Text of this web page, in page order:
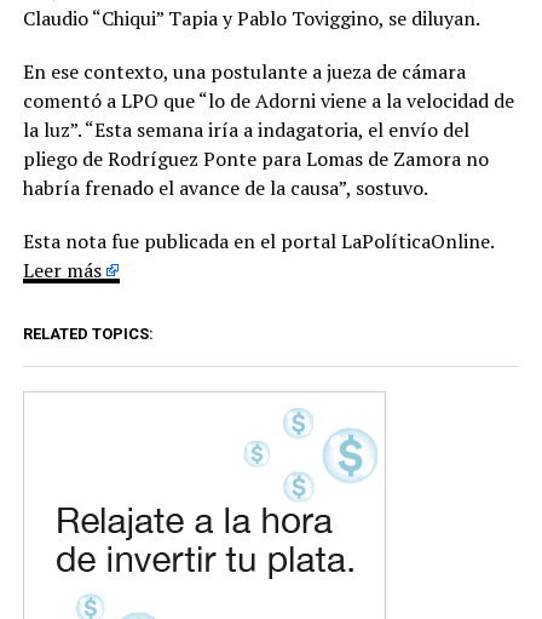
Claudio “Chiqui” Tapia y Pablo Toviggino, se diluyan.
En ese contexto, una postulante a jueza de cámara
comentó a LPO que “lo de Adorni viene a la velocidad de
la luz”. “Esta semana iría a indagatoria, el envío del
pliego de Rodríguez Ponte para Lomas de Zamora no
habría frenado el avance de la causa”, sostuvo.
Esta nota fue publicada en el portal LaPolíticaOnline.
Leer más
RELATED TOPICS: